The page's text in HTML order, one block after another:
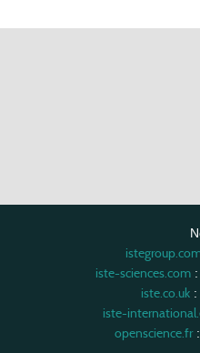
iste-sciences.com:
iste.co.uk
iste-
openscience.fr: